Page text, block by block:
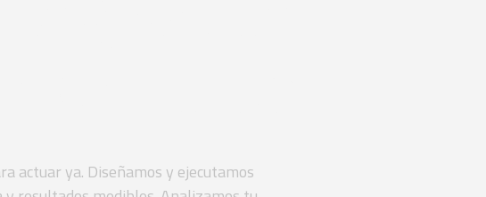
actuar ya. Diseñamos y ejecutamos